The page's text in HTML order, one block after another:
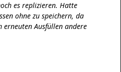
es replizieren. Hatte
ohne zu speichern, da
erneuten Ausfüllen andere